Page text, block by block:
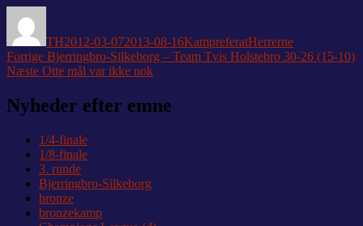
TH2012-03-072013-08-16KampreferatHerrerne
Indlægsnavigation
Forrige Forrige
indlæg:
Bjerringbro-Silkeborg – Team Tvis Holstebro 30-26 (15-10)
Næste Næste
Otte mål var ikke nok
Nyheder efter emne
1/4-finale
1/8-finale
3. runde
Bjerringbro-Silkeborg
bronze
bronzekamp